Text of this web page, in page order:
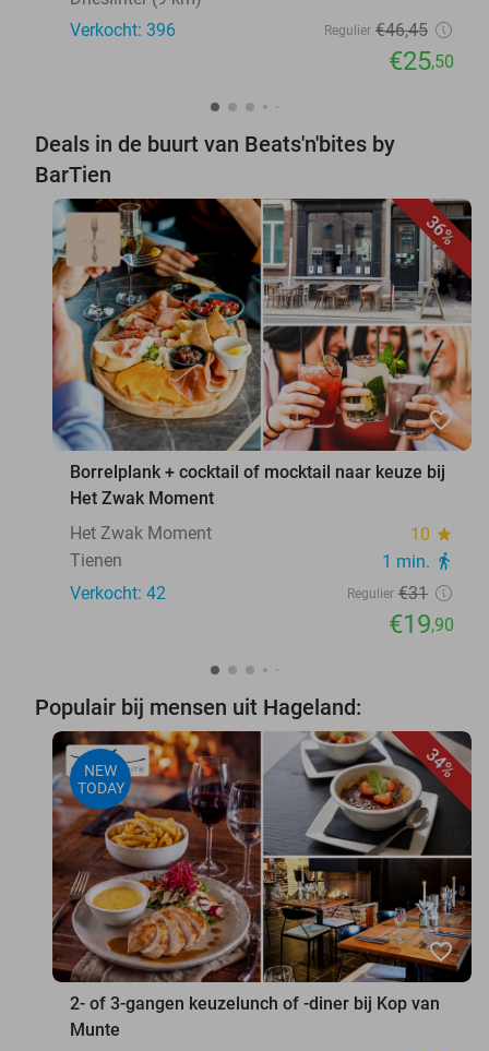
Verkocht: 396
Regulier €46,45
€25,50
Deals in de buurt van Beats'n'bites by
BarTien
36%
favorite_border
Borrelplank + cocktail of mocktail naar keuze bij
Het Zwak Moment
Het Zwak Moment
10 star
Tienen 1 min. directions_walk
Verkocht: 42 Regulier €31
€19,90
Populair bij mensen uit Hageland:
34%
NEW
TODAY
favorite_border
2- of 3-gangen keuzelunch of -diner bij Kop van
Munte